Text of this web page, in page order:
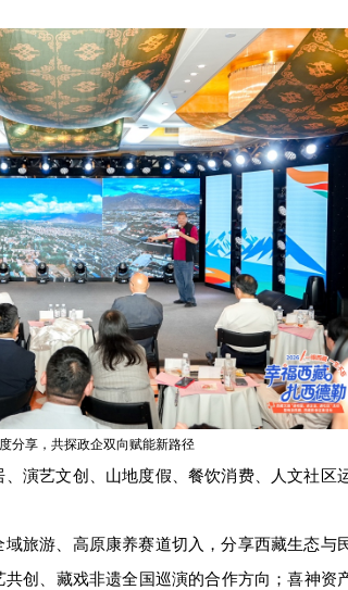
分享，共探政企双向赋能新路径
演艺文创、山地度假、餐饮消费、人文社区
旅游、高原康养赛道切入，分享西藏生态与
创、藏戏非遗全国巡演的合作方向；喜神资